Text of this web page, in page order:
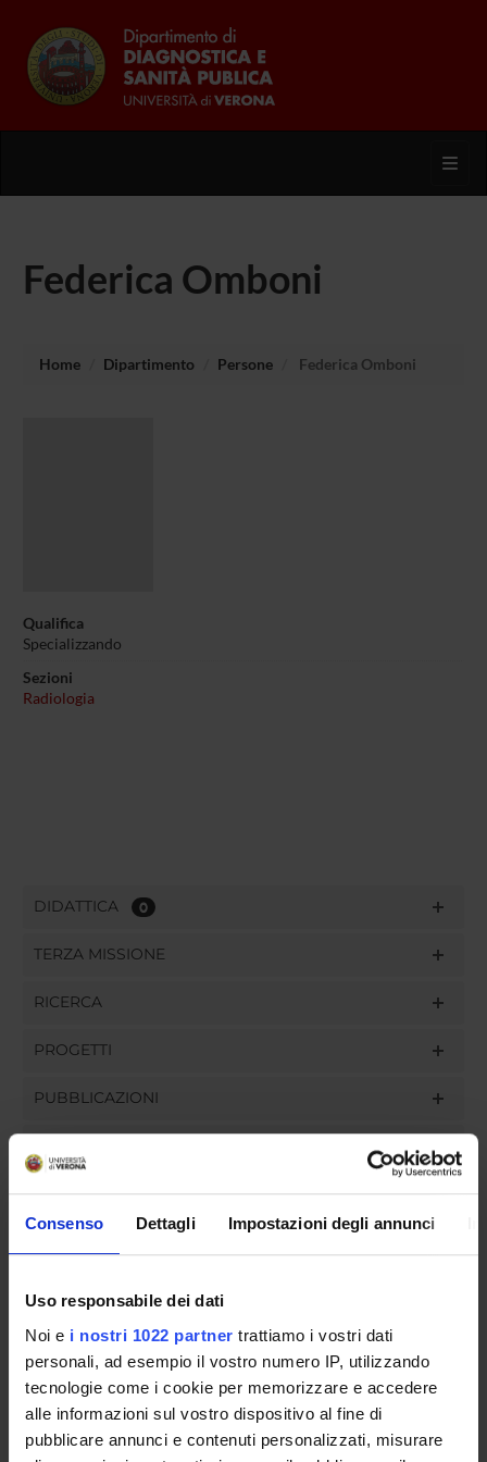
Consenso Dettagli Impostazioni degli annunci
Uso responsabile dei dati
Noi e i nostri 1022 partner trattiamo i vostri dati
personali, ad esempio il vostro numero IP, utilizzando
tecnologie come i cookie per memorizzare e accedere
alle informazioni sul vostro dispositivo al fine di
pubblicare annunci e contenuti personalizzati, misurare
Federica Omboni
Home Dipartimento Persone Federica Omboni
Qualifica
Specializzando
Sezioni
Radiologia
DIDATTICA 0
TERZA MISSIONE
RICERCA
PROGETTI
PUBBLICAZIONI
GOVERNANCE
COMMISSIONI
UFFICI E STRUTTURE DI SERVIZIO
SERVIZI DI SEGRETERIA STUDENTI